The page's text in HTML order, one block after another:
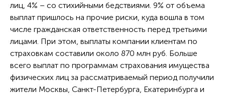
лиц, 4% – со стихийными бедствиями. 9% от объема
выплат пришлось на прочие риски, куда вошла в том
числе гражданская ответственность перед третьими
лицами. При этом, выплаты компании клиентам по
страховкам составили около 870 млн руб. Больше
всего выплат по программам страхования имущества
физических лиц за рассматриваемый период получили
жители Москвы, Санкт-Петербурга, Екатеринбурга и